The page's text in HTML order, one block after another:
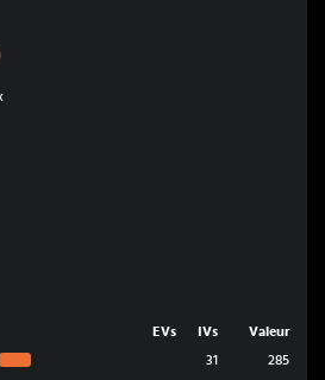
Ténèbres
EVs IVs
Valeur
31
285